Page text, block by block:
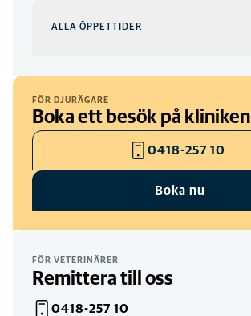
ALLA ÖPPETTIDER
VARDAGAR
08:00-17:00
17:00
VARDAGAR
FÖR DJURÄGARE
Boka ett besök på kliniken
0418-257 10
Boka nu
FÖR VETERINÄRER
Remittera till oss
0418-257 10